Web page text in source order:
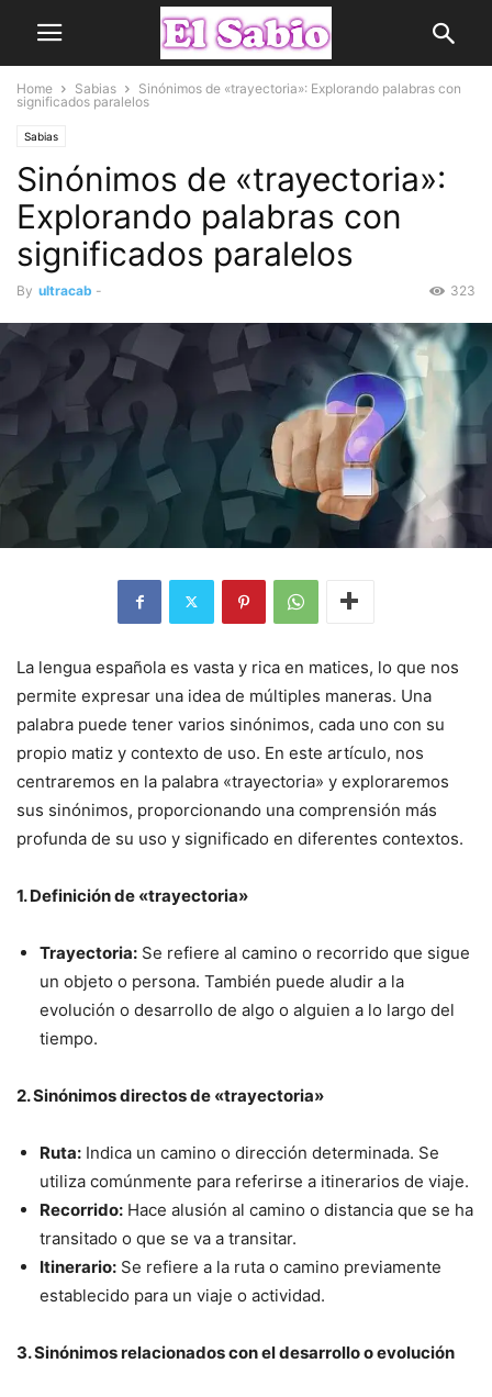
Home Sabias
Sinónimos de «trayectoria»: Explorando palabras con
significados paralelos
Sabias
Sinónimos de «trayectoria»:
Explorando palabras con
significados paralelos
By ultracab - 323
La lengua española es vasta y rica en matices, lo que nos
permite expresar una idea de múltiples maneras. Una
palabra puede tener varios sinónimos, cada uno con su
propio matiz y contexto de uso. En este artículo, nos
centraremos en la palabra «trayectoria» y exploraremos
sus sinónimos, proporcionando una comprensión más
profunda de su uso y significado en diferentes contextos.
1. Definición de «trayectoria»
Trayectoria: Se refiere al camino o recorrido que sigue
un objeto o persona. También puede aludir a la
evolución o desarrollo de algo o alguien a lo largo del
tiempo.
2. Sinónimos directos de «trayectoria»
Ruta: Indica un camino o dirección determinada. Se
utiliza comúnmente para referirse a itinerarios de viaje.
Recorrido: Hace alusión al camino o distancia que se ha
transitado o que se va a transitar.
Itinerario: Se refiere a la ruta o camino previamente
establecido para un viaje o actividad.
3. Sinónimos relacionados con el desarrollo o evolución